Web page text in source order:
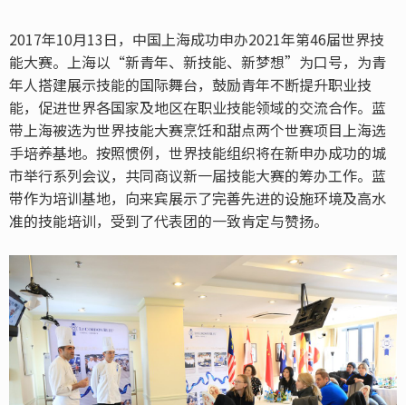
2017年10月13日，中国上海成功申办2021年第46届世界技
能大赛。上海以“新青年、新技能、新梦想”为口号，为青
年人搭建展示技能的国际舞台，鼓励青年不断提升职业技
能，促进世界各国家及地区在职业技能领域的交流合作。蓝
带上海被选为世界技能大赛烹饪和甜点两个世赛项目上海选
手培养基地。按照惯例，世界技能组织将在新申办成功的城
市举行系列会议，共同商议新一届技能大赛的筹办工作。蓝
带作为培训基地，向来宾展示了完善先进的设施环境及高水
准的技能培训，受到了代表团的一致肯定与赞扬。